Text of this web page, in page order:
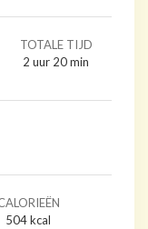
TOTALE TIJD
2 uur
uur 20minuten
min
504kcal